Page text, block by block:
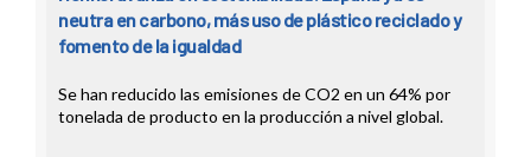
neutra en carbono, más uso de plástico reciclado y
fomento de la igualdad
Se han reducido las emisiones de CO2 en un 64% por
tonelada de producto en la producción a nivel global.